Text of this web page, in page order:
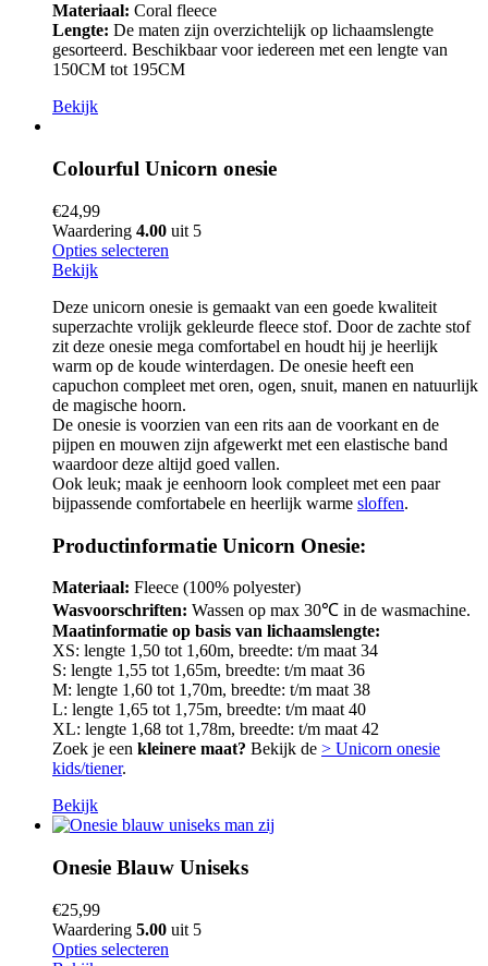
Materiaal: Coral fleece
Lengte: De maten zijn overzichtelijk op lichaamslengte
gesorteerd. Beschikbaar voor iedereen met een lengte van
150CM tot 195CM
Bekijk
Colourful Unicorn onesie
€24,99
Waardering 4.00 uit 5
Opties selecteren
Bekijk
Deze unicorn onesie is gemaakt van een goede kwaliteit
superzachte vrolijk gekleurde fleece stof. Door de zachte stof
zit deze onesie mega comfortabel en houdt hij je heerlijk
warm op de koude winterdagen. De onesie heeft een
capuchon compleet met oren, ogen, snuit, manen en natuurlijk
de magische hoorn.
De onesie is voorzien van een rits aan de voorkant en de
pijpen en mouwen zijn afgewerkt met een elastische band
waardoor deze altijd goed vallen.
Ook leuk; maak je eenhoorn look compleet met een paar
bijpassende comfortabele en heerlijk warme sloffen.
Productinformatie Unicorn Onesie:
Materiaal: Fleece (100% polyester)
Wasvoorschriften: Wassen op max 30℃ in de wasmachine.
Maatinformatie op basis van lichaamslengte:
XS: lengte 1,50 tot 1,60m, breedte: t/m maat 34
S: lengte 1,55 tot 1,65m, breedte: t/m maat 36
M: lengte 1,60 tot 1,70m, breedte: t/m maat 38
L: lengte 1,65 tot 1,75m, breedte: t/m maat 40
XL: lengte 1,68 tot 1,78m, breedte: t/m maat 42
Zoek je een kleinere maat? Bekijk de > Unicorn onesie
kids/tiener.
Bekijk
Onesie Blauw Uniseks
€25,99
Waardering 5.00 uit 5
Opties selecteren